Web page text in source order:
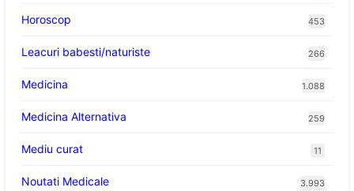
Horoscop 453
Leacuri babesti/naturiste 266
Medicina 1.088
Medicina Alternativa 259
Mediu curat 11
Noutati Medicale 3.993